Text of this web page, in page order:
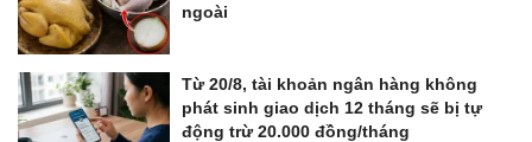
ngoài
Từ 20/8, tài khoản ngân hàng không
phát sinh giao dịch 12 tháng sẽ bị tự
động trừ 20.000 đồng/tháng